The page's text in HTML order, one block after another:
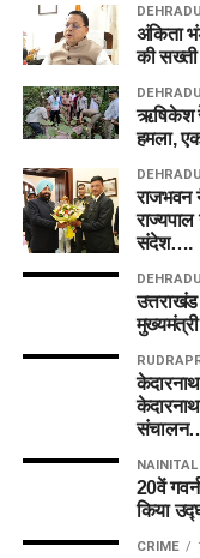
अंकिता
की
ऋषिकेश
हमला,
राजभवन
संदेश….
मुख्यमंत्री
केदारनाथ
NAINITAL
20वें
किया
CRIME